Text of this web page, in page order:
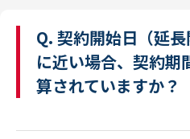
Q. 契約開始日（延
に近い場合、契約期
算されていますか？